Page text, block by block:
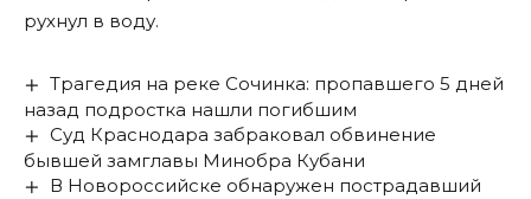
рухнул в воду.
Трагедия на реке Сочинка: пропавшего 5 дней
назад подростка нашли погибшим
Суд Краснодара забраковал обвинение
бывшей замглавы Минобра Кубани
В Новороссийске обнаружен пострадавший